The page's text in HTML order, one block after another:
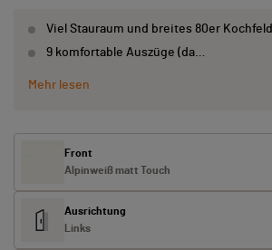
Viel Stauraum und breites 80er Kochfeld
9 komfortable Auszüge (da…
Mehr lesen
Front
Alpinweiß matt Touch
Ausrichtung
Links